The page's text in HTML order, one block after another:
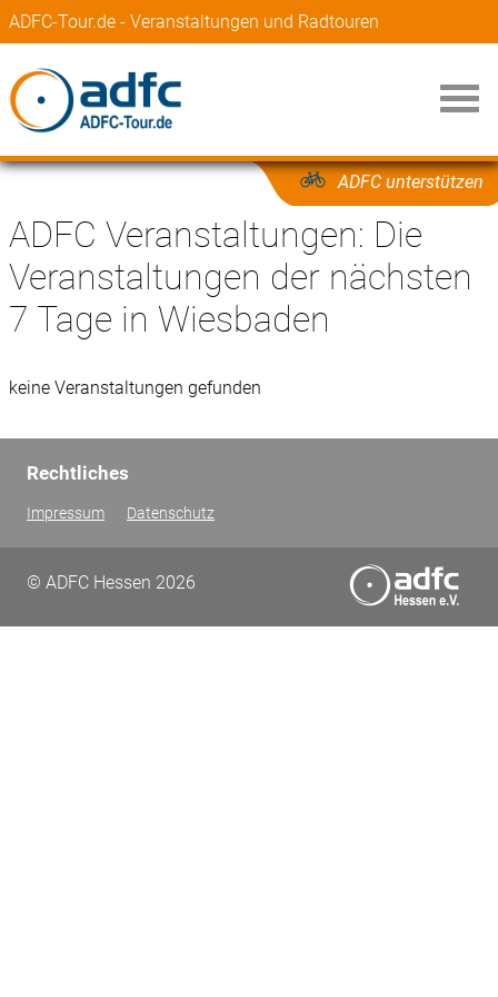
ADFC-Tour.de - Veranstaltungen und Radtouren
ADFC unterstützen
ADFC Veranstaltungen: Die
Veranstaltungen der nächsten
7 Tage in Wiesbaden
keine Veranstaltungen gefunden
Rechtliches
Impressum Datenschutz
© ADFC Hessen 2026